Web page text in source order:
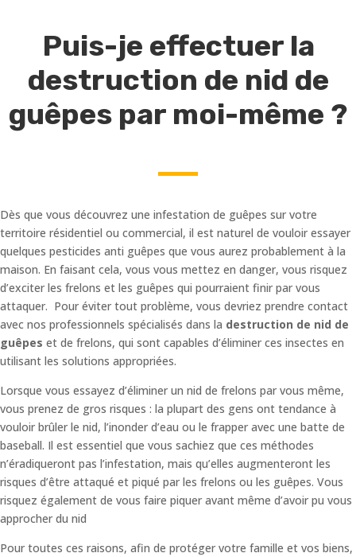
Puis-je effectuer la
destruction de nid de
guêpes par moi-même ?
Dès que vous découvrez une infestation de guêpes sur votre
territoire résidentiel ou commercial, il est naturel de vouloir essayer
quelques pesticides anti guêpes que vous aurez probablement à la
maison. En faisant cela, vous vous mettez en danger, vous risquez
d’exciter les frelons et les guêpes qui pourraient finir par vous
attaquer. Pour éviter tout problème, vous devriez prendre contact
avec nos professionnels spécialisés dans la destruction de nid de
guêpes et de frelons, qui sont capables d’éliminer ces insectes en
utilisant les solutions appropriées.
Lorsque vous essayez d’éliminer un nid de frelons par vous même,
vous prenez de gros risques : la plupart des gens ont tendance à
vouloir brûler le nid, l’inonder d’eau ou le frapper avec une batte de
baseball. Il est essentiel que vous sachiez que ces méthodes
n’éradiqueront pas l’infestation, mais qu’elles augmenteront les
risques d’être attaqué et piqué par les frelons ou les guêpes. Vous
risquez également de vous faire piquer avant même d’avoir pu vous
approcher du nid
Pour toutes ces raisons, afin de protéger votre famille et vos biens,